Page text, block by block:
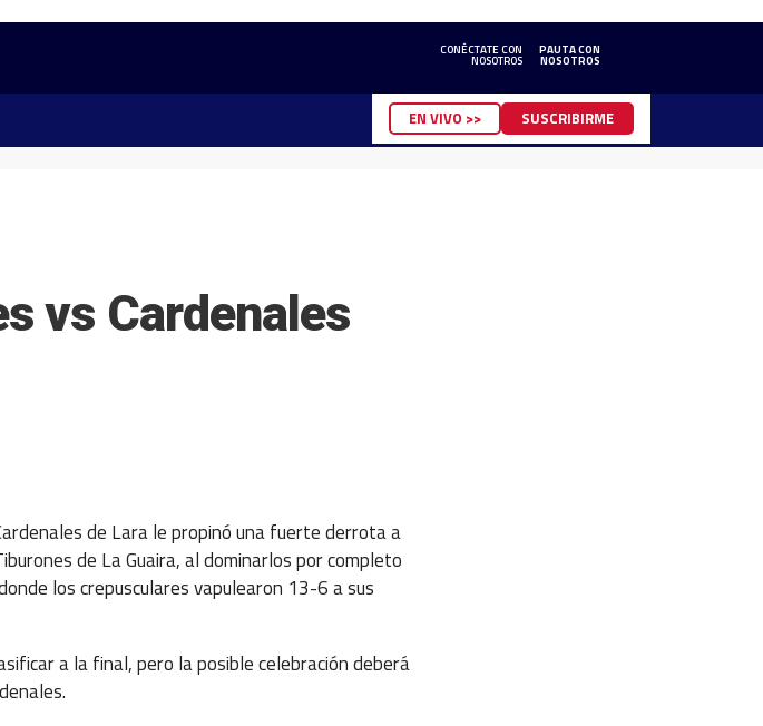
CONÉCTATE CON
NOSOTROS
PAUTA CON
NOSOTROS
EN VIVO >> SUSCRIBIRME
vs Cardenales
de Lara le propinó una fuerte derrota a
de La Guaira, al dominarlos por completo
los crepusculares vapulearon 13-6 a sus
a la final, pero la posible celebración deberá